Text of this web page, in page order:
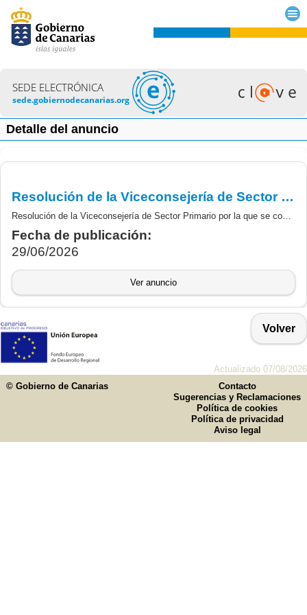
SEDE ELECTRÓNICA
sede.gobiernodecanarias.org
Detalle del anuncio
Resolución de la Viceconsejería de Sector Primario por la que se conceden las Ayudas establecidas en la subacción III.4.1 “Ayuda a la industria láctea” del POSEI, campaña 2025, segundo semestre
Resolución de la Viceconsejería de Sector Primario por la que se conceden las Ayudas establecidas en la acción III.4 “Ayuda a la producción láctea de vacuno de origen local”, subacción III.4.1 “Ayuda a la industria láctea” del POSEI, campaña 2025, segundo semestre.
Fecha de publicación:
29/06/2026
Ver anuncio
Volver
Actualizado 07/08/2026
© Gobierno de Canarias
Contacto
Sugerencias y Reclamaciones
Política de cookies
Política de privacidad
Aviso legal